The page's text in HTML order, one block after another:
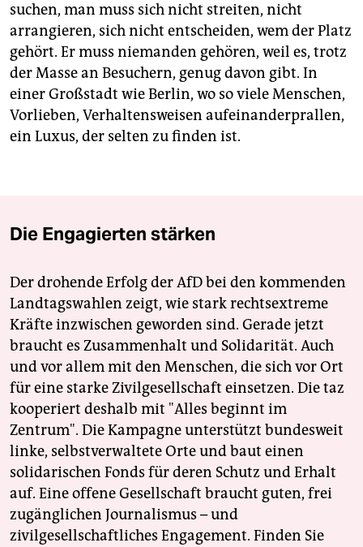
suchen, man muss sich nicht streiten, nicht
arrangieren, sich nicht entscheiden, wem der Platz
gehört. Er muss niemanden gehören, weil es, trotz
der Masse an Besuchern, genug davon gibt. In
einer Großstadt wie Berlin, wo so viele Menschen,
Vorlieben, Verhaltensweisen aufeinanderprallen,
ein Luxus, der selten zu finden ist.
Die Engagierten stärken
Der drohende Erfolg der AfD bei den kommenden
Landtagswahlen zeigt, wie stark rechtsextreme
Kräfte inzwischen geworden sind. Gerade jetzt
braucht es Zusammenhalt und Solidarität. Auch
und vor allem mit den Menschen, die sich vor Ort
für eine starke Zivilgesellschaft einsetzen. Die taz
kooperiert deshalb mit "Alles beginnt im
Zentrum". Die Kampagne unterstützt bundesweit
linke, selbstverwaltete Orte und baut einen
solidarischen Fonds für deren Schutz und Erhalt
auf. Eine offene Gesellschaft braucht guten, frei
zugänglichen Journalismus – und
zivilgesellschaftliches Engagement. Finden Sie